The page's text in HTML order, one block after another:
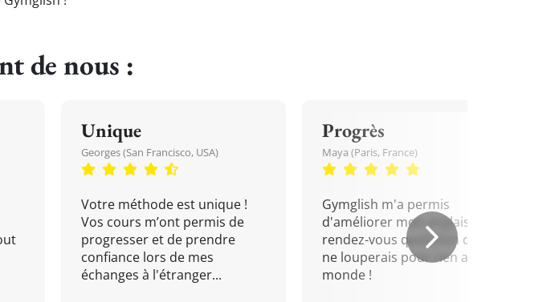
de nous :
Unique
Georges (San Francisco, USA)
Votre méthode est unique !
Vos cours m’ont permis de
progresser et de prendre
confiance lors de mes
échanges à l'étranger...
Progrès
Maya (Paris, France)
Gymglish m'a permis
d'améliorer mon anglais. Un
rendez-vous quotidien que je
ne louperais pour rien au
monde !